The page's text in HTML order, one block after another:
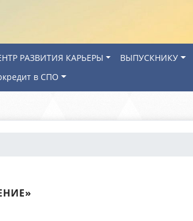
РАЗВИТИЯ КАРЬЕРЫ
ВЫПУСКНИКУ
в СПО